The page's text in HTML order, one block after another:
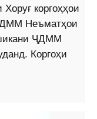
коргоҳҳои
Неъматҳои
ҶДММ
Коргоҳи